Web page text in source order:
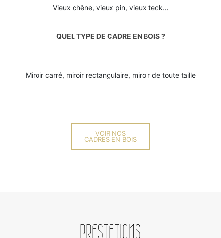
Vieux chêne, vieux pin, vieux teck…
QUEL TYPE DE CADRE EN BOIS ?
Miroir carré, miroir rectangulaire, miroir de toute taille
VOIR NOS
CADRES EN BOIS
PRESTATIONS